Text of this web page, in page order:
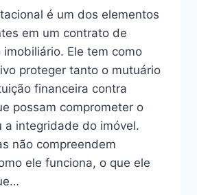
é um dos elementos
em um contrato de
Ele tem como
proteger tanto o mutuário
financeira contra
possam comprometer o
a integridade do imóvel.
não compreendem
ele funciona, o que ele